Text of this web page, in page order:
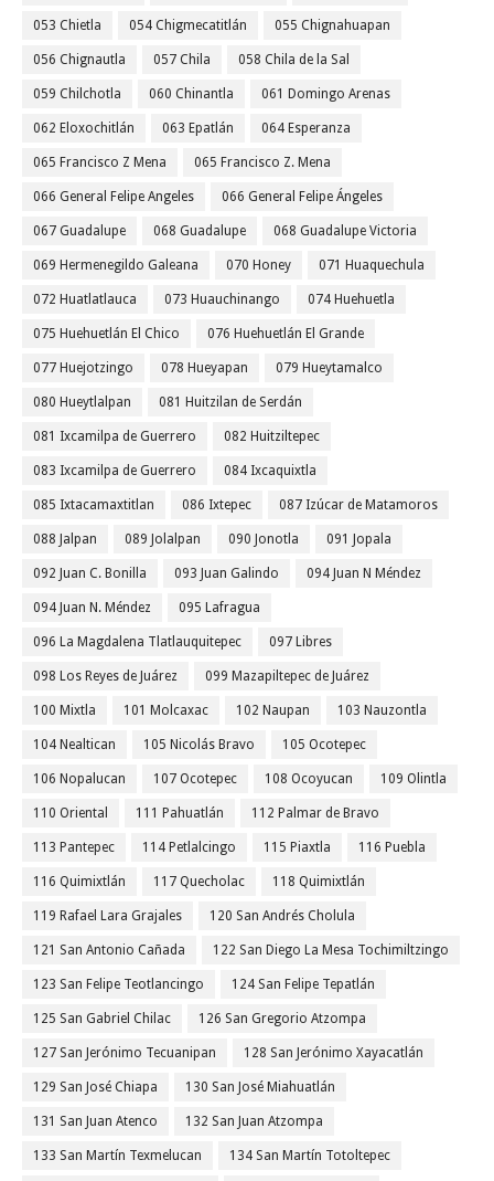
053 Chietla 054 Chigmecatitlán 055 Chignahuapan
056 Chignautla 057 Chila 058 Chila de la Sal
059 Chilchotla 060 Chinantla 061 Domingo Arenas
062 Eloxochitlán 063 Epatlán 064 Esperanza
065 Francisco Z Mena 065 Francisco Z. Mena
066 General Felipe Angeles 066 General Felipe Ángeles
067 Guadalupe 068 Guadalupe 068 Guadalupe Victoria
069 Hermenegildo Galeana 070 Honey 071 Huaquechula
072 Huatlatlauca 073 Huauchinango 074 Huehuetla
075 Huehuetlán El Chico 076 Huehuetlán El Grande
077 Huejotzingo 078 Hueyapan 079 Hueytamalco
080 Hueytlalpan 081 Huitzilan de Serdán
081 Ixcamilpa de Guerrero 082 Huitziltepec
083 Ixcamilpa de Guerrero 084 Ixcaquixtla
085 Ixtacamaxtitlan 086 Ixtepec 087 Izúcar de Matamoros
088 Jalpan 089 Jolalpan 090 Jonotla 091 Jopala
092 Juan C. Bonilla 093 Juan Galindo 094 Juan N Méndez
094 Juan N. Méndez 095 Lafragua
096 La Magdalena Tlatlauquitepec 097 Libres
098 Los Reyes de Juárez 099 Mazapiltepec de Juárez
100 Mixtla 101 Molcaxac 102 Naupan 103 Nauzontla
104 Nealtican 105 Nicolás Bravo 105 Ocotepec
106 Nopalucan 107 Ocotepec 108 Ocoyucan 109 Olintla
110 Oriental 111 Pahuatlán 112 Palmar de Bravo
113 Pantepec 114 Petlalcingo 115 Piaxtla 116 Puebla
116 Quimixtlán 117 Quecholac 118 Quimixtlán
119 Rafael Lara Grajales 120 San Andrés Cholula
121 San Antonio Cañada 122 San Diego La Mesa Tochimiltzingo
123 San Felipe Teotlancingo 124 San Felipe Tepatlán
125 San Gabriel Chilac 126 San Gregorio Atzompa
127 San Jerónimo Tecuanipan 128 San Jerónimo Xayacatlán
129 San José Chiapa 130 San José Miahuatlán
131 San Juan Atenco 132 San Juan Atzompa
133 San Martín Texmelucan 134 San Martín Totoltepec